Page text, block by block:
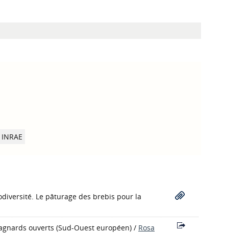
INRAE
Le pâturage des brebis pour la
ouverts (Sud-Ouest européen) / Rosa